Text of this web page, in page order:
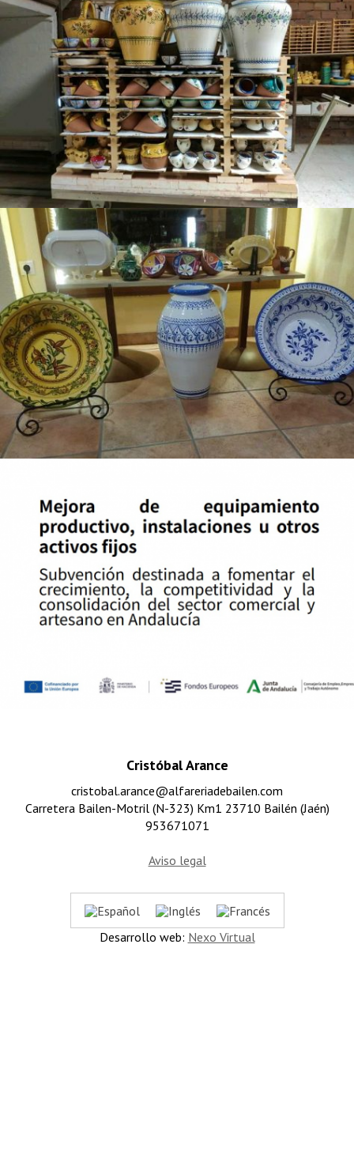
Cristóbal Arance
cristobal.arance@alfareriadebailen.com
Carretera Bailen-Motril (N-323) Km1 23710 Bailén (Jaén)
953671071
Aviso legal
Desarrollo web: Nexo Virtual